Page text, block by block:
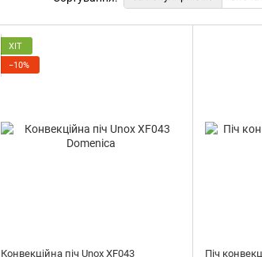
ХІТ
−10%
Конвекційна піч Unox XF043
Піч